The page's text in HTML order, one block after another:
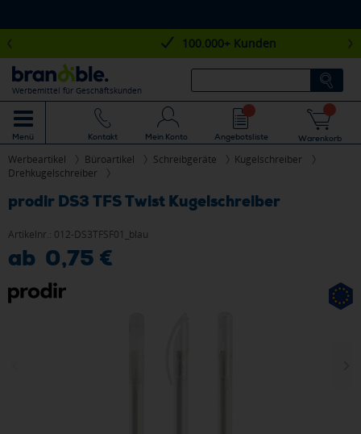
100.000+ Kunden
Werbemittel für Geschäftskunden
Menü Kontakt Mein Konto Angebotsliste Warenkorb
Werbeartikel Büroartikel Schreibgeräte
Kugelschreiber
Drehkugelschreiber
prodir DS3 TFS Twist Kugelschreiber
Artikelnr.: 012-DS3TFSF01_blau
ab 0,75 €